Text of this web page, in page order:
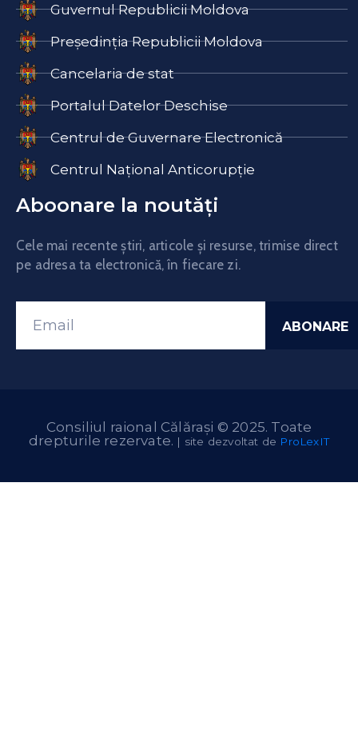
Guvernul Republicii Moldova
Președinția Republicii Moldova
Cancelaria de stat
Portalul Datelor Deschise
Centrul de Guvernare Electronică
Centrul Național Anticorupție
Aboonare la noutăți
Cele mai recente știri, articole și resurse, trimise direct
pe adresa ta electronică, în fiecare zi.
Consiliul raional Călărași © 2025. Toate
drepturile rezervate. | site dezvoltat de ProLexIT